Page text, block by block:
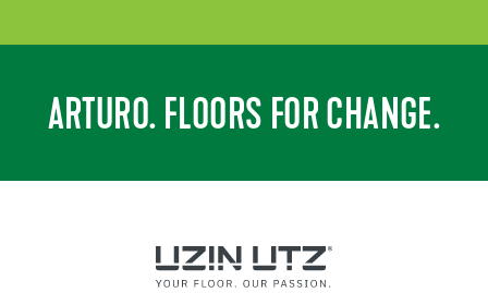
ARTURO. FLOORS FOR CHANGE.